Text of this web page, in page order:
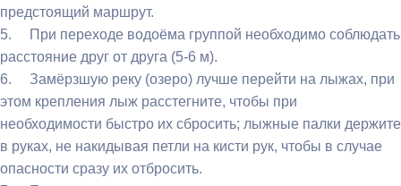
предстоящий маршрут.
5. При переходе водоёма группой необходимо соблюдать
расстояние друг от друга (5-6 м).
6. Замёрзшую реку (озеро) лучше перейти на лыжах, при
этом крепления лыж расстегните, чтобы при
необходимости быстро их сбросить; лыжные палки держите
в руках, не накидывая петли на кисти рук, чтобы в случае
опасности сразу их отбросить.